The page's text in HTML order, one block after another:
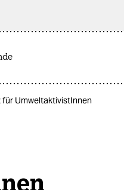
für UmweltaktivistInnen